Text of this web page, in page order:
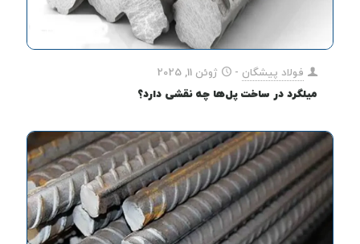
فولاد پیشگان -
ژوئن 11, 2025
میلگرد در ساخت پل‌ها چه نقشی دارد؟